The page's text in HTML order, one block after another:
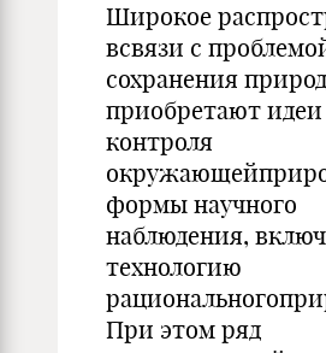
Широкое
всвязи с
сохранения
приобретают идеи
контроля
формы научного
наблюдения,
технологию
При этом ряд